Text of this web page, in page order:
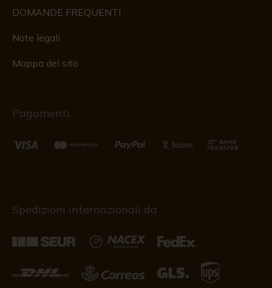
DOMANDE FREQUENTI
Note legali
Mappa del sito
Pagamenti
Spedizioni internazionali da